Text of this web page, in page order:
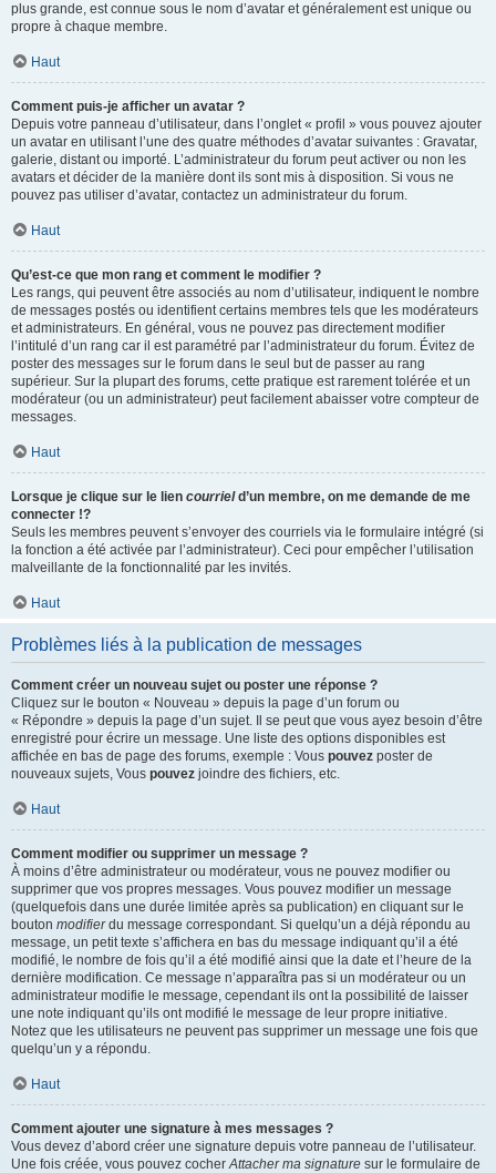
plus grande, est connue sous le nom d’avatar et généralement est unique ou
propre à chaque membre.
Haut
Comment puis-je afficher un avatar ?
Depuis votre panneau d’utilisateur, dans l’onglet « profil » vous pouvez ajouter
un avatar en utilisant l’une des quatre méthodes d’avatar suivantes : Gravatar,
galerie, distant ou importé. L’administrateur du forum peut activer ou non les
avatars et décider de la manière dont ils sont mis à disposition. Si vous ne
pouvez pas utiliser d’avatar, contactez un administrateur du forum.
Haut
Qu’est-ce que mon rang et comment le modifier ?
Les rangs, qui peuvent être associés au nom d’utilisateur, indiquent le nombre
de messages postés ou identifient certains membres tels que les modérateurs
et administrateurs. En général, vous ne pouvez pas directement modifier
l’intitulé d’un rang car il est paramétré par l’administrateur du forum. Évitez de
poster des messages sur le forum dans le seul but de passer au rang
supérieur. Sur la plupart des forums, cette pratique est rarement tolérée et un
modérateur (ou un administrateur) peut facilement abaisser votre compteur de
messages.
Haut
Lorsque je clique sur le lien courrield’un membre, on me demande de me
connecter !?
Seuls les membres peuvent s’envoyer des courriels via le formulaire intégré (si
la fonction a été activée par l’administrateur). Ceci pour empêcher l’utilisation
malveillante de la fonctionnalité par les invités.
Haut
Problèmes liés à la publication de messages
Comment créer un nouveau sujet ou poster une réponse ?
Cliquez sur le bouton « Nouveau » depuis la page d’un forum ou
« Répondre » depuis la page d’un sujet. Il se peut que vous ayez besoin d’être
enregistré pour écrire un message. Une liste des options disponibles est
affichée en bas de page des forums, exemple : Vous pouvez poster de
nouveaux sujets, Vous pouvez joindre des fichiers, etc.
Haut
Comment modifier ou supprimer un message ?
À moins d’être administrateur ou modérateur, vous ne pouvez modifier ou
supprimer que vos propres messages. Vous pouvez modifier un message
(quelquefois dans une durée limitée après sa publication) en cliquant sur le
bouton modifierdu message correspondant. Si quelqu’un a déjà répondu au
message, un petit texte s’affichera en bas du message indiquant qu’il a été
modifié, le nombre de fois qu’il a été modifié ainsi que la date et l’heure de la
dernière modification. Ce message n’apparaîtra pas si un modérateur ou un
administrateur modifie le message, cependant ils ont la possibilité de laisser
une note indiquant qu’ils ont modifié le message de leur propre initiative.
Notez que les utilisateurs ne peuvent pas supprimer un message une fois que
quelqu’un y a répondu.
Haut
Comment ajouter une signature à mes messages ?
Vous devez d’abord créer une signature depuis votre panneau de l’utilisateur.
Une fois créée, vous pouvez cocherAttacher ma signature sur le formulaire de